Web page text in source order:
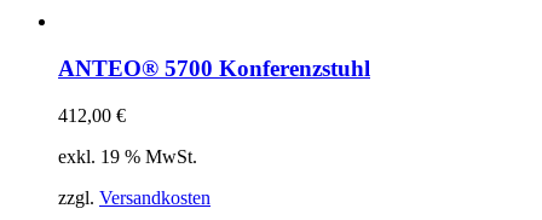
ANTEO® 5700 Konferenzstuhl
412,00 €
exkl. 19 % MwSt.
zzgl. Versandkosten